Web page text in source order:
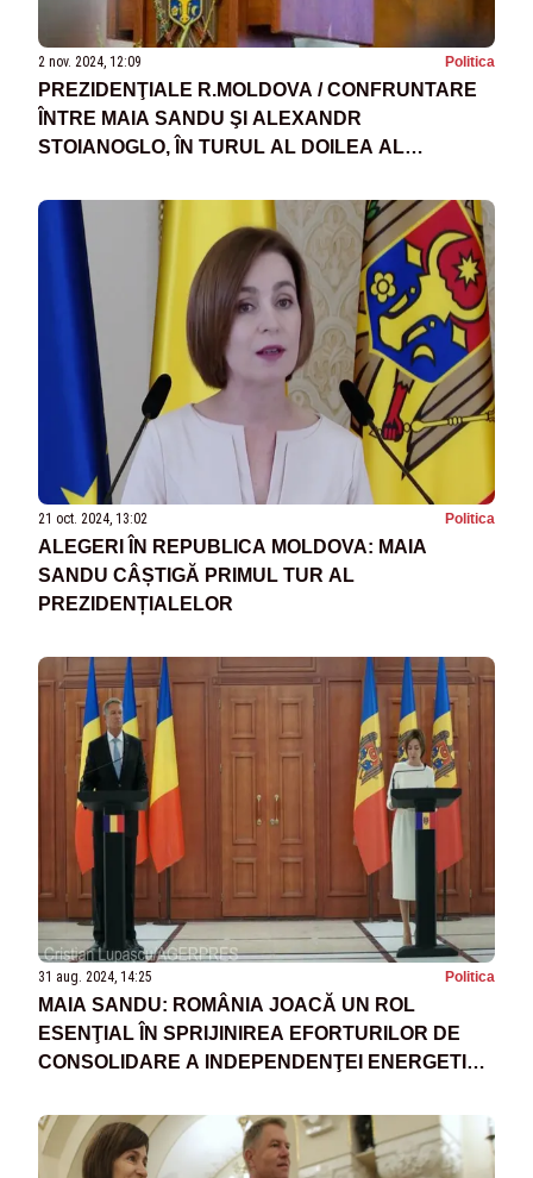
2 nov. 2024, 12:09 Politica
PREZIDENŢIALE R.MOLDOVA / CONFRUNTARE
ÎNTRE MAIA SANDU ŞI ALEXANDR
STOIANOGLO, ÎN TURUL AL DOILEA AL
21 oct. 2024, 13:02 Politica
ALEGERI ÎN REPUBLICA MOLDOVA: MAIA
SANDU CÂȘTIGĂ PRIMUL TUR AL
PREZIDENȚIALELOR
31 aug. 2024, 14:25 Politica
MAIA SANDU: ROMÂNIA JOACĂ UN ROL
ESENŢIAL ÎN SPRIJINIREA EFORTURILOR DE
CONSOLIDARE A INDEPENDENŢEI ENERGETICE